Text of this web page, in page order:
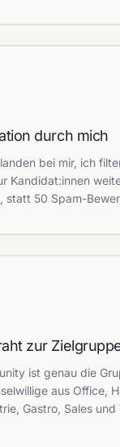
durch mich
bei mir, ich
Kandidat:innen
statt 50 Spam-
zur
ist genau die
aus Office,
Gastro, Sales und